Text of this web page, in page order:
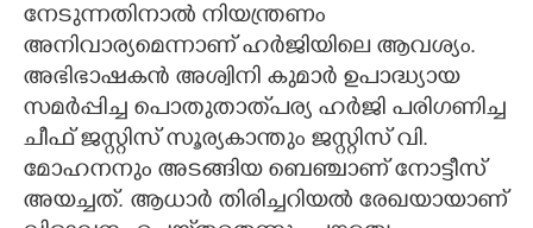
CONTACT US
നേടുന്നതിനാൽ നിയന്ത്രണം
അനിവാര്യമെന്നാണ് ഹർജിയിലെ ആവശ്യം.
അഭിഭാഷകൻ അശ്വിനി കുമാർ ഉപാദ്ധ്യായ
സമർപ്പിച്ച പൊതുതാത്‌പര്യ ഹർജി പരിഗണിച്ച
ചീഫ് ജസ്റ്റിസ് സൂര്യകാന്തും ജസ്റ്റിസ് വി.
മോഹനനും അടങ്ങിയ ബെഞ്ചാണ് നോട്ടീസ്
അയച്ചത്. ആധാർ തിരിച്ചറിയൽ രേഖയായാണ്